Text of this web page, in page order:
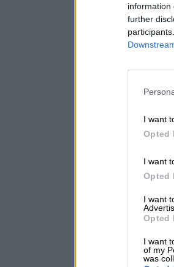
information
further
I want
Opted
I want
Opted
I want
Opted
I want
of my
was